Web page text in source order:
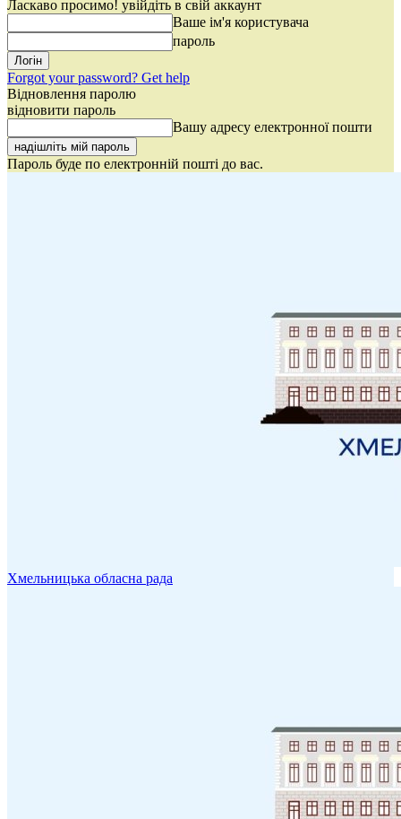
Ласкаво просимо! увійдіть в свій аккаунт
Ваше ім'я користувача
пароль
Forgot your password? Get help
Відновлення паролю
відновити пароль
Вашу адресу електронної пошти
Пароль буде по електронній пошті до вас.
Хмельницька обласна рада